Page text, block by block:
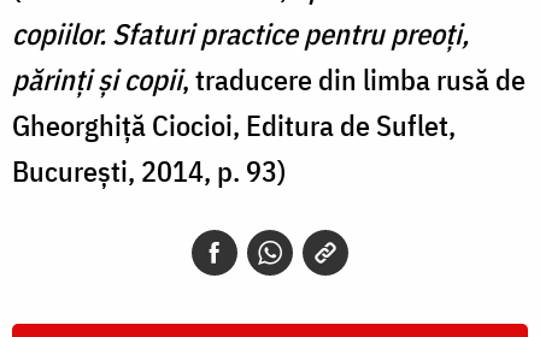
copiilor. Sfaturi practice pentru preoţi,
părinţi şi copii, traducere din limba rusă de
Gheorghiţă Ciocioi, Editura de Suflet,
Bucureşti, 2014, p. 93)